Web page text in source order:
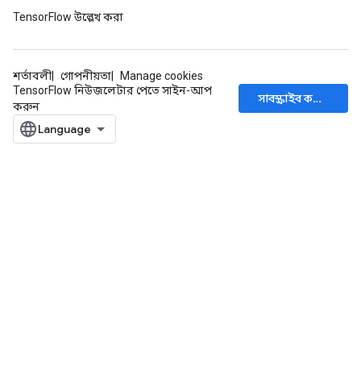
TensorFlow উল্লেখ করা
শর্তাবলী গোপনীয়তা
Manage cookies
TensorFlow নিউজলেটার পেতে সাইন-আপ
করুন
সাবস্ক্রাইব করুন